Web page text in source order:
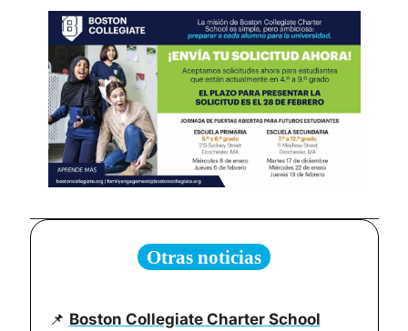
Otras noticias
📌 Boston Collegiate Charter School